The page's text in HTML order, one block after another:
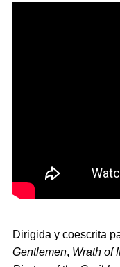
Dirigida y coescrita
Gentlemen, Wrath of